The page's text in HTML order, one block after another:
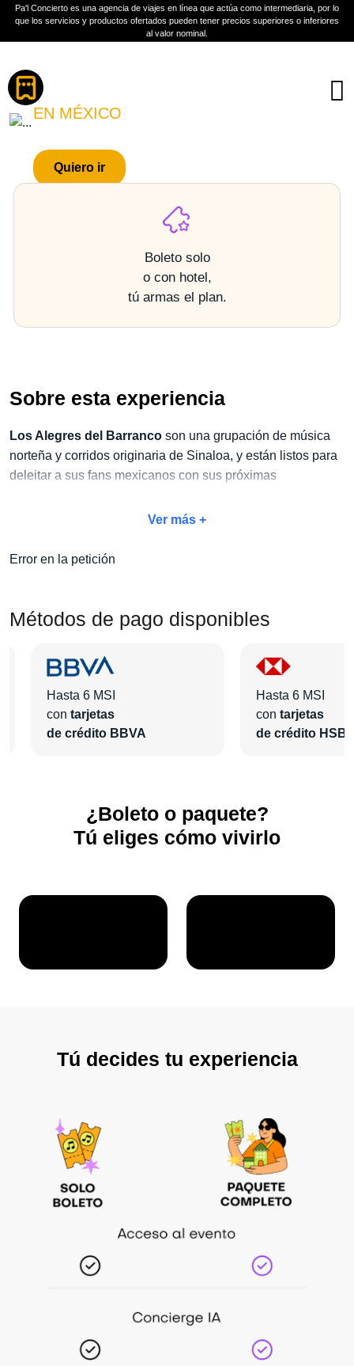
Pa'l Concierto es una agencia de viajes en línea que actúa como intermediaria, por lo
que los servicios y productos ofertados pueden tener precios superiores o inferiores
al valor nominal.
BARRANCO
EN MÉXICO
Quiero ir
Boleto solo
o con hotel,
tú armas el plan.
Sobre esta experiencia
Los Alegres del Barranco son una grupación de música
norteña y corridos originaria de Sinaloa, y están listos para
deleitar a sus fans mexicanos con sus próximas
único y aprovecha
harán de tu estancia algo inolvidable:traslados, tours,
desayunos y mucho más
Elige tu categoría de boleto favorita, selecciona el hotel que
más te guste y agrega las actividades extras que desees.
Pa'l Conciertonos encargaremos de todo para que
Ver más +
Error en la petición
Métodos de pago disponibles
Hasta 6 MSI
con tarjetas
de crédito BBVA
Hasta 6 MSI
con tarjetas
de crédito
¿Boleto o paquete?
Tú eliges cómo vivirlo
Tú decides tu experiencia